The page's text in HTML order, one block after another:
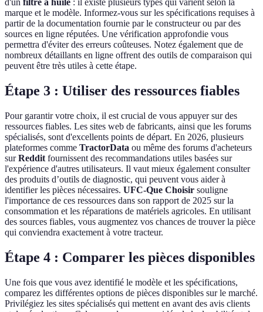
d'un filtre à huile : il existe plusieurs types qui varient selon la
marque et le modèle. Informez-vous sur les spécifications requises à
partir de la documentation fournie par le constructeur ou par des
sources en ligne réputées. Une vérification approfondie vous
permettra d'éviter des erreurs coûteuses. Notez également que de
nombreux détaillants en ligne offrent des outils de comparaison qui
peuvent être très utiles à cette étape.
Étape 3 : Utiliser des ressources fiables
Pour garantir votre choix, il est crucial de vous appuyer sur des
ressources fiables. Les sites web de fabricants, ainsi que les forums
spécialisés, sont d'excellents points de départ. En 2026, plusieurs
plateformes comme TractorData ou même des forums d'acheteurs
surReddit fournissent des recommandations utiles basées sur
l'expérience d'autres utilisateurs. Il vaut mieux également consulter
des produits d’outils de diagnostic, qui peuvent vous aider à
identifier les pièces nécessaires. UFC-Que Choisir souligne
l'importance de ces ressources dans son rapport de 2025 sur la
consommation et les réparations de matériels agricoles. En utilisant
des sources fiables, vous augmentez vos chances de trouver la pièce
qui conviendra exactement à votre tracteur.
Étape 4 : Comparer les pièces disponibles
Une fois que vous avez identifié le modèle et les spécifications,
comparez les différentes options de pièces disponibles sur le marché.
Privilégiez les sites spécialisés qui mettent en avant des avis clients